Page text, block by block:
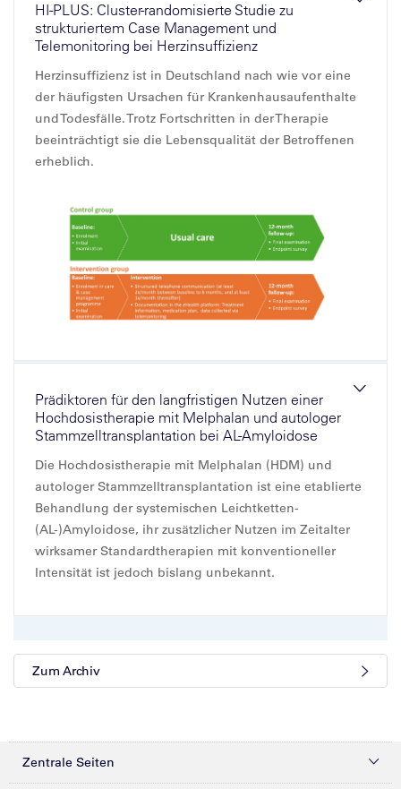
HI-PLUS: Cluster-randomisierte Studie zu
strukturiertem Case Management und
Telemonitoring bei Herzinsuffizienz
Herzinsuffizienz ist in Deutschland nach wie vor eine
der häufigsten Ursachen für Krankenhausaufenthalte
und Todesfälle. Trotz Fortschritten in der Therapie
beeinträchtigt sie die Lebensqualität der Betroffenen
erheblich.
Prädiktoren für den langfristigen Nutzen einer
Hochdosistherapie mit Melphalan und autologer
Stammzelltransplantation bei AL-Amyloidose
Die Hochdosistherapie mit Melphalan (HDM) und
autologer Stammzelltransplantation ist eine etablierte
Behandlung der systemischen Leichtketten-
(AL-)Amyloidose, ihr zusätzlicher Nutzen im Zeitalter
wirksamer Standardtherapien mit konventioneller
Intensität ist jedoch bislang unbekannt.
Zum Archiv
Zentrale Seiten